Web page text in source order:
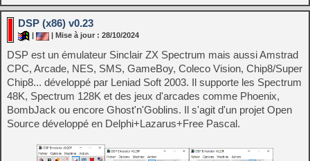
DSP (x86) v0.23
| Mise à jour : 28/10/2024
DSP est un émulateur Sinclair ZX Spectrum mais aussi Amstrad
CPC, Arcade, NES, SMS, GameBoy, Coleco Vision, Chip8/Super
Chip8... développé par Leniad Soft 2003. Il supporte les Spectrum
48K, Spectrum 128K et des jeux d'arcades comme Phoenix,
BombJack ou encore Ghost'n'Goblins. Il s'agit d'un projet Open
Source développé en Delphi+Lazarus+Free Pascal.